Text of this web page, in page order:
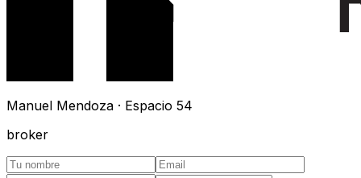
Manuel Mendoza · Espacio 54
broker